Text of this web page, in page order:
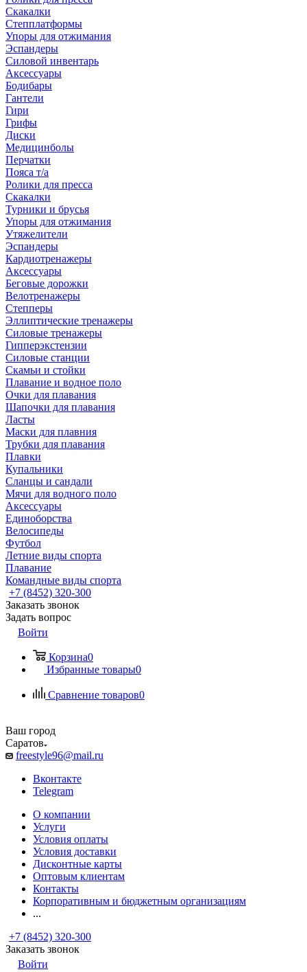
Скакалки
Степплатформы
Упоры для отжимания
Эспандеры
Силовой инвентарь
Аксессуары
Бодибары
Гантели
Гири
Грифы
Диски
Медицинболы
Перчатки
Пояса т/а
Ролики для пресса
Скакалки
Турники и брусья
Упоры для отжимания
Утяжелители
Эспандеры
Кардиотренажеры
Аксессуары
Беговые дорожки
Велотренажеры
Степперы
Эллиптические тренажеры
Силовые тренажеры
Гипперэкстензии
Силовые станции
Скамьи и стойки
Плавание и водное поло
Очки для плавания
Шапочки для плавания
Ласты
Маски для плавния
Трубки для плавания
Плавки
Купальники
Сланцы и сандали
Мячи для водного поло
Аксессуары
Единоборства
Велосипеды
Футбол
Летние виды спорта
Плавание
Командные виды спорта
+7 (8452) 320-300
Заказать звонок
Задать вопрос
Войти
Корзина0
Избранные товары0
Сравнение товаров0
Ваш город
Саратов
freestyle96@mail.ru
Вконтакте
Telegram
О компании
Услуги
Условия оплаты
Условия доставки
Дисконтные карты
Оптовым клиентам
Контакты
Корпоративным и бюджетным организациям
...
+7 (8452) 320-300
Заказать звонок
Войти